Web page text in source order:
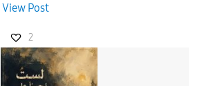
View Post
2